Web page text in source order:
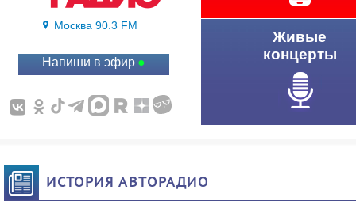
Москва 90.3 FM
Напиши в эфир
Живые
концерты
ИСТОРИЯ АВТОРАДИО